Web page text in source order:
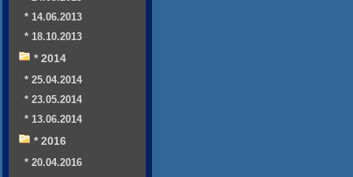
* 14.06.2013
* 18.10.2013
* 2014
* 25.04.2014
* 23.05.2014
* 13.06.2014
* 2016
* 20.04.2016